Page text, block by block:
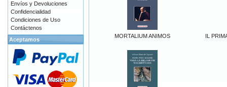
MORTALIUM ANIMOS IL
Envíos y Devoluciones
Confidencialidad
Condiciones de Uso
Contáctenos
Aceptamos